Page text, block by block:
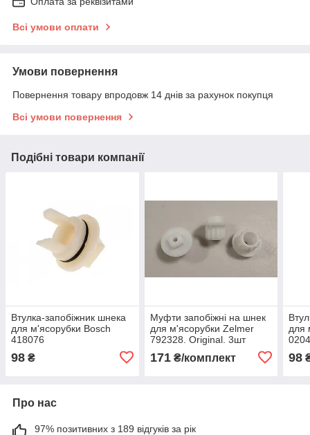
Всі умови оплати
Умови повернення
Повернення товару впродовж 14 днів за рахунок покупця
Всі умови повернення
Подібні товари компанії
Втулка-запобіжник шнека
для м'ясорубки Bosch
418076
98 ₴
Муфти запобіжні на шнек
для м'ясорубки Zelmer
792328. Original. 3шт
171₴/комплект
для
98
Про нас
97% позитивних з 189 відгуків за рік